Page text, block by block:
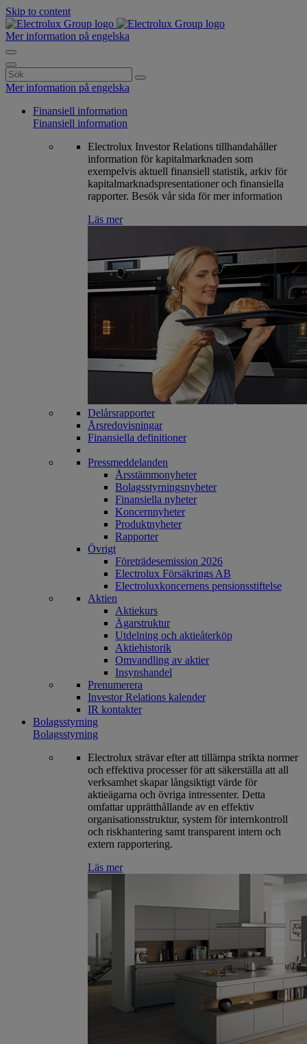
Skip to content
Mer information på engelska
Search
for:
Mer information på engelska
Finansiell information
Finansiell information
Electrolux Investor Relations tillhandahåller
information för kapitalmarknaden som
exempelvis aktuell finansiell statistik, arkiv för
kapitalmarknadspresentationer och finansiella
rapporter. Besök vår sida för mer information
Läs mer
Delårsrapporter
Årsredovisningar
Finansiella definitioner
Pressmeddelanden
Årsstämmonyheter
Bolagsstyrningsnyheter
Finansiella nyheter
Koncernnyheter
Produktnyheter
Rapporter
Övrigt
Företrädesemission 2026
Electrolux Försäkrings AB
Electroluxkoncernens pensionsstiftelse
Aktien
Aktiekurs
Ägarstruktur
Utdelning och aktieåterköp
Aktiehistorik
Omvandling av aktier
Insynshandel
Prenumerera
Investor Relations kalender
IR kontakter
Bolagsstyrning
Bolagsstyrning
Electrolux strävar efter att tillämpa strikta normer
och effektiva processer för att säkerställa att all
verksamhet skapar långsiktigt värde för
aktieägarna och övriga intressenter. Detta
omfattar upprätthållande av en effektiv
organisationsstruktur, system för internkontroll
och riskhantering samt transparent intern och
extern rapportering.
Läs mer